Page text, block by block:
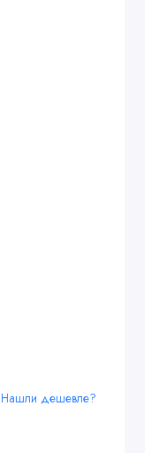
Нашли дешевле?